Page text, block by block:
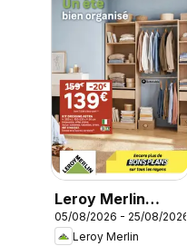
Leroy Merlin
catalogue
05/08/2026 - 25/08/2026
Leroy Merlin